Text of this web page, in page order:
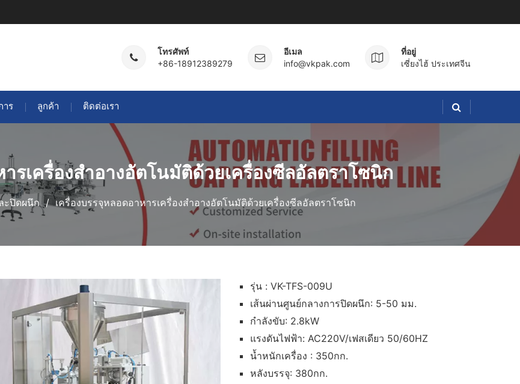
โทรศัพท์
+86-18912389279
อีเมล
info@vkpak.com
ที่อยู่
เซี่ยงไฮ้ ประเทศจีน
าร ลูกค้า ติดต่อเรา
รเครื่องสำอางอัตโนมัติด้วยเครื่องซีลอัลตราโซนิก
ะปิดผนึก เครื่องบรรจุหลอดอาหารเครื่องสำอางอัตโนมัติด้วยเครื่องซีลอัลตราโซนิก
รุ่น : VK-TFS-009U
เส้นผ่านศูนย์กลางการปิดผนึก: 5-50 มม.
กำลังขับ: 2.8kW
แรงดันไฟฟ้า: AC220V/เฟสเดียว 50/60HZ
น้ำหนักเครื่อง : 350กก.
หลังบรรจุ: 380กก.